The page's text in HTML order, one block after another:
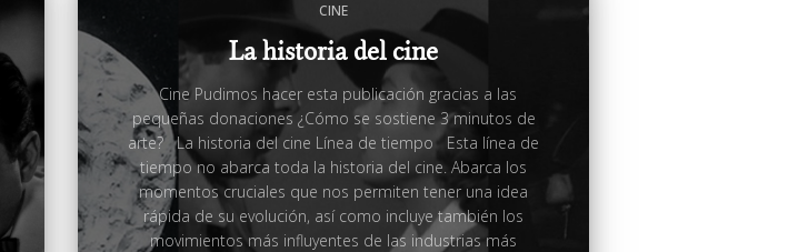
CINE
La historia del cine
Cine Pudimos hacer esta publicación gracias a las
pequeñas donaciones ¿Cómo se sostiene 3 minutos de
arte? La historia del cine Línea de tiempo Esta línea de
tiempo no abarca toda la historia del cine. Abarca los
momentos cruciales que nos permiten tener una idea
rápida de su evolución, así como incluye también los
movimientos más influyentes de las industrias más